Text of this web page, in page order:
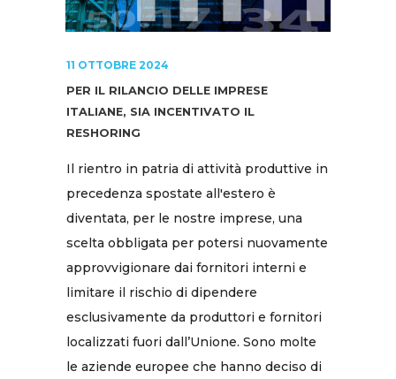
11 OTTOBRE 2024
PER IL RILANCIO DELLE IMPRESE
ITALIANE, SIA INCENTIVATO IL
RESHORING
Il rientro in patria di attività produttive in
precedenza spostate all'estero è
diventata, per le nostre imprese, una
scelta obbligata per potersi nuovamente
approvvigionare dai fornitori interni e
limitare il rischio di dipendere
esclusivamente da produttori e fornitori
localizzati fuori dall’Unione. Sono molte
le aziende europee che hanno deciso di